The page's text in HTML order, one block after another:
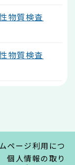
物質検査
物質検査
ページ利用につ
個人情報の取り